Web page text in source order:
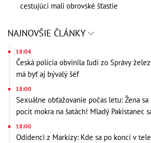
cestujúci mali obrovské šťastie
NAJNOVŠIE ČLÁNKY
18:04
Česká polícia obvinila ľudí zo Správy
má byť aj bývalý šéf
18:00
Sexuálne obťažovanie počas letu: Žena
pocit mokra na šatách! Mladý Pakistanec
18:00
Odídenci z Markízy: Kde sa po konci v